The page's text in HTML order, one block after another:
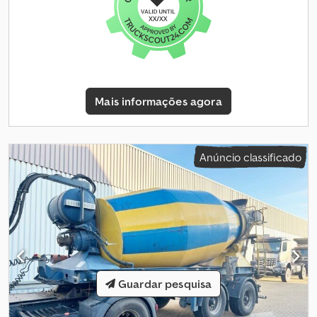
reservados! Dsdpfovy A Ixex Ac Iock
Mais informações agora
Anúncio classificado
Guardar pesquisa